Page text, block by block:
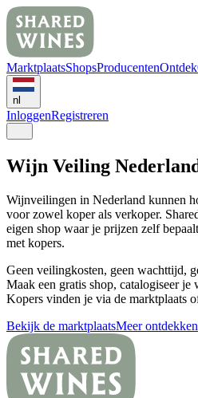
MarktplaatsShopsProducentenOntdek
nl
InloggenRegistreren
Wijn Veiling
Wijnveilingen in Nederland kunnen
voor zowel koper als verkoper.
eigen shop waar je prijzen zelf
met kopers.
Geen veilingkosten, geen wachttijd,
Maak een gratis shop, catalogiseer
Kopers vinden je via de marktplaats
Bekijk de marktplaatsMeer ontdekken